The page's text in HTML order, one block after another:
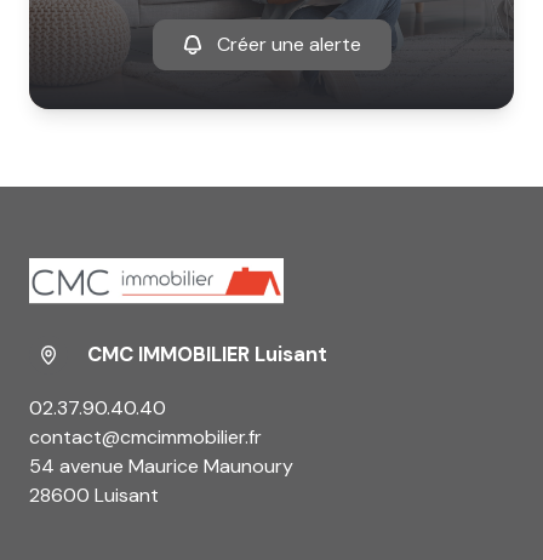
Créer une alerte
CMC IMMOBILIER Luisant
02.37.90.40.40
contact@cmcimmobilier.fr
54 avenue Maurice Maunoury
28600 Luisant